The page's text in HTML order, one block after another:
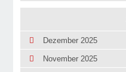
Dezember 2025
November 2025